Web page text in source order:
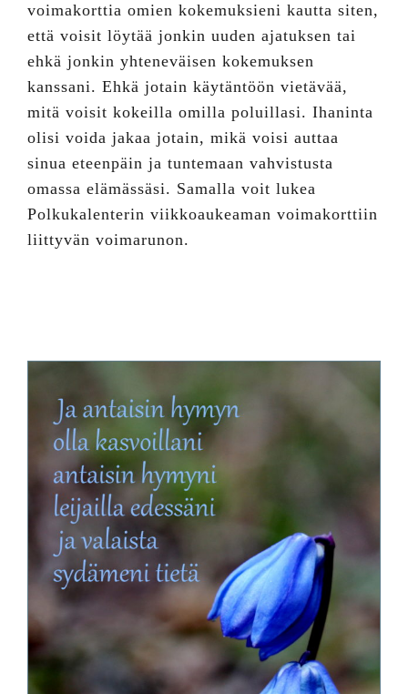
voimakorttia omien kokemuksieni kautta siten,
että voisit löytää jonkin uuden ajatuksen tai
ehkä jonkin yhteneväisen kokemuksen
kanssani. Ehkä jotain käytäntöön vietävää,
mitä voisit kokeilla omilla poluillasi. Ihaninta
olisi voida jakaa jotain, mikä voisi auttaa
sinua eteenpäin ja tuntemaan vahvistusta
omassa elämässäsi. Samalla voit lukea
Polkukalenterin viikkoaukeaman voimakorttiin
liittyvän voimarunon.